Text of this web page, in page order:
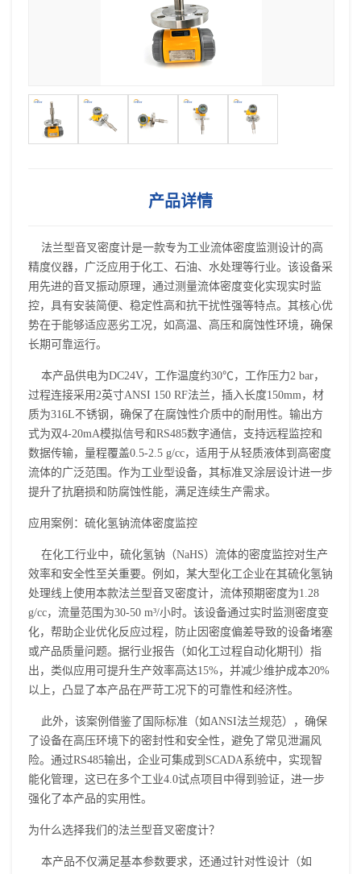
产品详情
法兰型音叉密度计是一款专为工业流体密度监测设计的高
精度仪器，广泛应用于化工、石油、水处理等行业。该设备采
用先进的音叉振动原理，通过测量流体密度变化实现实时监
控，具有安装简便、稳定性高和抗干扰性强等特点。其核心优
势在于能够适应恶劣工况，如高温、高压和腐蚀性环境，确保
长期可靠运行。
本产品供电为DC24V，工作温度约30℃，工作压力2 bar，
过程连接采用2英寸ANSI 150 RF法兰，插入长度150mm，材
质为316L不锈钢，确保了在腐蚀性介质中的耐用性。输出方
式为双4-20mA模拟信号和RS485数字通信，支持远程监控和
数据传输，量程覆盖0.5-2.5 g/cc，适用于从轻质液体到高密度
流体的广泛范围。作为工业型设备，其标准叉涂层设计进一步
提升了抗磨损和防腐蚀性能，满足连续生产需求。
应用案例：硫化氢钠流体密度监控
在化工行业中，硫化氢钠（NaHS）流体的密度监控对生产
效率和安全性至关重要。例如，某大型化工企业在其硫化氢钠
处理线上使用本款法兰型音叉密度计，流体预期密度为1.28
g/cc，流量范围为30-50 m³/小时。该设备通过实时监测密度变
化，帮助企业优化反应过程，防止因密度偏差导致的设备堵塞
或产品质量问题。据行业报告（如化工过程自动化期刊）指
出，类似应用可提升生产效率高达15%，并减少维护成本20%
以上，凸显了本产品在严苛工况下的可靠性和经济性。
此外，该案例借鉴了国际标准（如ANSI法兰规范），确保
了设备在高压环境下的密封性和安全性，避免了常见泄漏风
险。通过RS485输出，企业可集成到SCADA系统中，实现智
能化管理，这已在多个工业4.0试点项目中得到验证，进一步
强化了本产品的实用性。
为什么选择我们的法兰型音叉密度计？
本产品不仅满足基本参数要求，还通过针对性设计（如